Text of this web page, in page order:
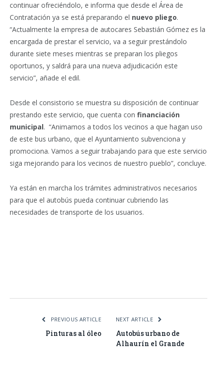
continuar ofreciéndolo, e informa que desde el Área de
Contratación ya se está preparando el nuevo pliego.
“Actualmente la empresa de autocares Sebastián Gómez es la
encargada de prestar el servicio, va a seguir prestándolo
durante siete meses mientras se preparan los pliegos
oportunos, y saldrá para una nueva adjudicación este
servicio”, añade el edil.
Desde el consistorio se muestra su disposición de continuar
prestando este servicio, que cuenta con financiación
municipal. “Animamos a todos los vecinos a que hagan uso
de este bus urbano, que el Ayuntamiento subvenciona y
promociona. Vamos a seguir trabajando para que este servicio
siga mejorando para los vecinos de nuestro pueblo”, concluye.
Ya están en marcha los trámites administrativos necesarios
para que el autobús pueda continuar cubriendo las
necesidades de transporte de los usuarios.
PREVIOUS ARTICLE
Pinturas al óleo
NEXT ARTICLE
Autobús urbano de
Alhaurín el Grande